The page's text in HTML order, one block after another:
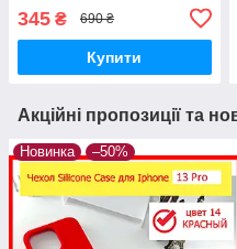
АйФОН 15 ПРО
фіолетовий
345 ₴ 690 ₴
Купити
Акційні пропозиції та
Новинка –50%